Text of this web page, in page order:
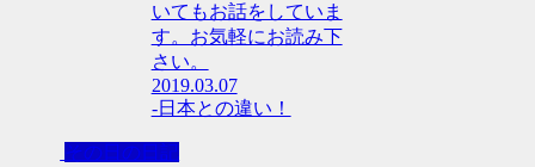
いてもお話をしていま
す。お気軽にお読み下
さい。
2019.03.07
-日本との違い！
その日の日記